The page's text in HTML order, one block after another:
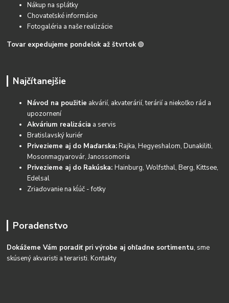
Nákup na splátky
Chovateľské informácie
Fotogaléria a naše realizácie
Tovar expedujeme pondelok až štvrtok 🟢
Najčítanejšie
Návod na použitie akvárií, akvaterárií, terárií a niekoľko rád a
upozornení
Akvárium realizácia a servis
Bratislavský kuriér
Privezieme aj do Maďarska:Rajka, Hegyeshalom, Dunakiliti,
Mosonmagyarovár, Janossomoria
Privezieme aj do Rakúska:Hainburg, Wolfsthal, Berg, Kittsee,
Edelsal
Zriaďovanie na kĺúč - fotky
Poradenstvo
Dokážeme Vám poradiť pri výrobe aj ohľadne sortimentu, sme
skúsený akvaristi a teraristi.Kontakty